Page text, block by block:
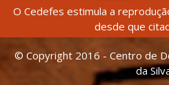
O Cedefes estimula a
desde que
© Copyright 2016 - Centro de
da